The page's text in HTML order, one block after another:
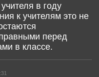
в году
к учителям это не
перед
в классе.